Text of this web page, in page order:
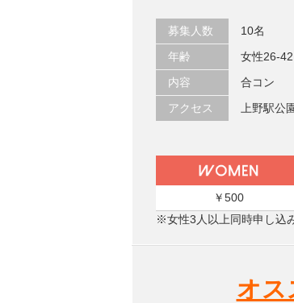
募集人数
10名
年齢
女性26-
内容
合コン
アクセス
上野駅公
￥500
※女性3人以上同時申し込
オス